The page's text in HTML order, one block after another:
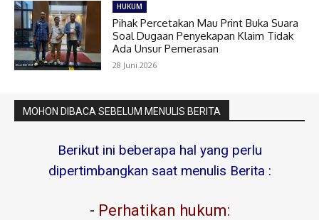
HUKUM
Pihak Percetakan Mau Print Buka Suara
Soal Dugaan Penyekapan Klaim Tidak
Ada Unsur Pemerasan
28 Juni 2026
MOHON DIBACA SEBELUM MENULIS BERITA
Berikut ini beberapa hal yang perlu
dipertimbangkan saat menulis Berita :
- Perhatikan hukum: